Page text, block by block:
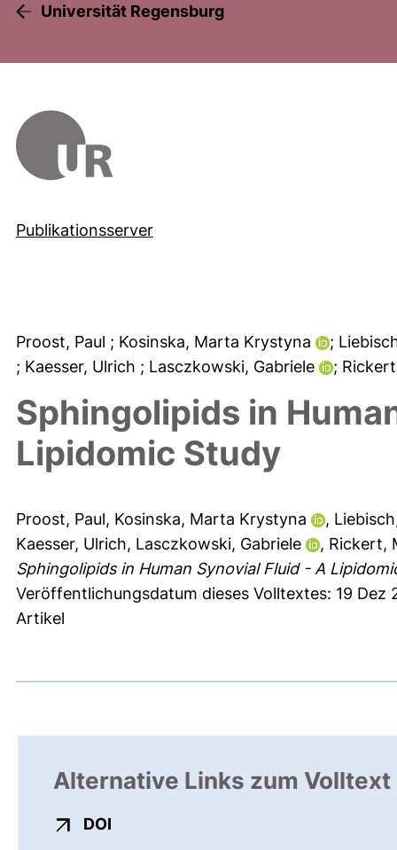
Universität Regensburg
Publikationsserver
Proost, Paul ; Kosinska, Marta Krystyna
;
; Kaesser, Ulrich ; Lasczkowski, Gabriele ;
Sphingolipids in
Lipidomic Study
Proost, Paul, Kosinska, Marta Krystyna ,
Kaesser, Ulrich, Lasczkowski, Gabriele , Rickert,
Sphingolipids in Human Synovial Fluid - A
Veröffentlichungsdatum dieses Volltextes: 19 Dez
Artikel
Alternative Links zum Volltext
DOI